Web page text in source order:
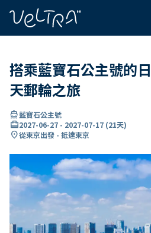
搭乘藍寶石公主號的
天郵輪之旅
directions_boat藍寶石公主號
card_travel2027-06-27 - 2027-07-17 (21天)
location_on從東京出發 - 抵達東京